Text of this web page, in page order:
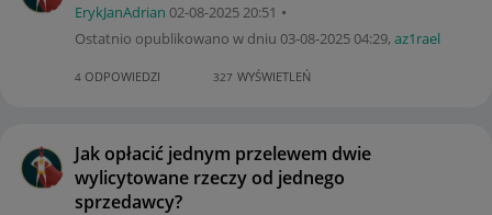
ErykJanAdrian ‎02-08-202520:51
Ostatnio opublikowano w dniu ‎03-08-202504:29, az1rael
4 ODPOWIEDZI 327 WYŚWIETLEŃ
Jak opłacić jednym przelewem dwie
wylicytowane rzeczy od jednego
sprzedawcy?